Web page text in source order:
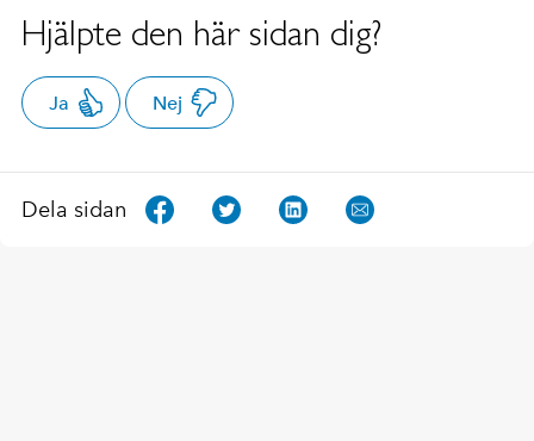
Hjälpte den här sidan dig?
Ja Nej
Dela sidan